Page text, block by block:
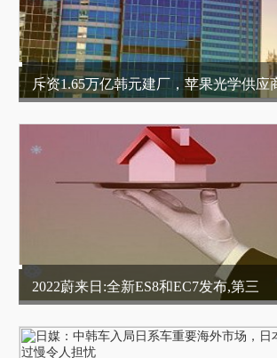
斥资1.65万亿韩元建厂，苹果光学供应
2022蔚来日:全新ES8和EC7发布,第三